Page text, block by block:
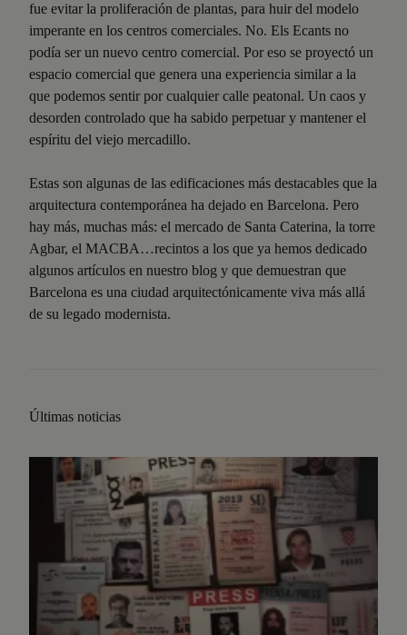
fue evitar la proliferación de plantas, para huir del modelo
imperante en los centros comerciales. No. Els Ecants no
podía ser un nuevo centro comercial. Por eso se proyectó un
espacio comercial que genera una experiencia similar a la
que podemos sentir por cualquier calle peatonal. Un caos y
desorden controlado que ha sabido perpetuar y mantener el
espíritu del viejo mercadillo.
Estas son algunas de las edificaciones más destacables que la
arquitectura contemporánea ha dejado en Barcelona. Pero
hay más, muchas más: el mercado de Santa Caterina, la torre
Agbar, el MACBA…recintos a los que ya hemos dedicado
algunos artículos en nuestro blog y que demuestran que
Barcelona es una ciudad arquitectónicamente viva más allá
de su legado modernista.
Últimas noticias